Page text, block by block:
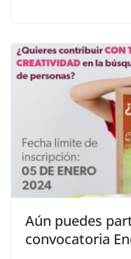
Aún puedes
convocatoria